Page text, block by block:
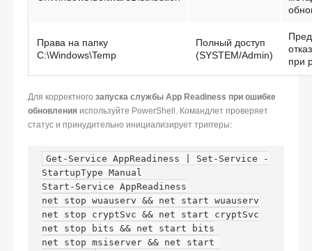
Права на папку
C:\Windows\Temp
Полный доступ
(SYSTEM/Admin)
при
Для корректного запуска службы App Readiness при ошибке
обновления используйте PowerShell. Командлет проверяет
статус и принудительно инициализирует триггеры:
Get-Service AppReadiness | Set-Service -
StartupType Manual
Start-Service AppReadiness
net stop wuauserv && net start wuauserv
net stop cryptSvc && net start cryptSvc
net stop bits && net start bits
net stop msiserver && net start